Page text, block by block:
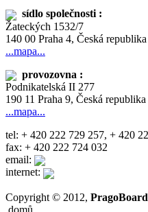
sídlo společnosti :
Žateckých 1532/7
140 00 Praha 4, Česká republika
...mapa...
provozovna :
Podnikatelská II 277
190 11 Praha 9, Česká republika
...mapa...
tel: + 420 222 729 257, + 420
fax: + 420 222 724 032
email:
internet:
Copyright © 2012,
domů